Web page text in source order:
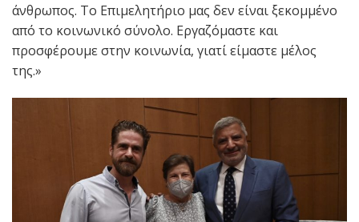
άνθρωπος. Το Επιμελητήριο μας δεν είναι ξεκομμένο
από το κοινωνικό σύνολο. Εργαζόμαστε και
προσφέρουμε στην κοινωνία, γιατί είμαστε μέλος
της.»